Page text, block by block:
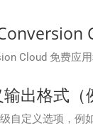
Cloud 免费应
出格式（
自定义选项，例